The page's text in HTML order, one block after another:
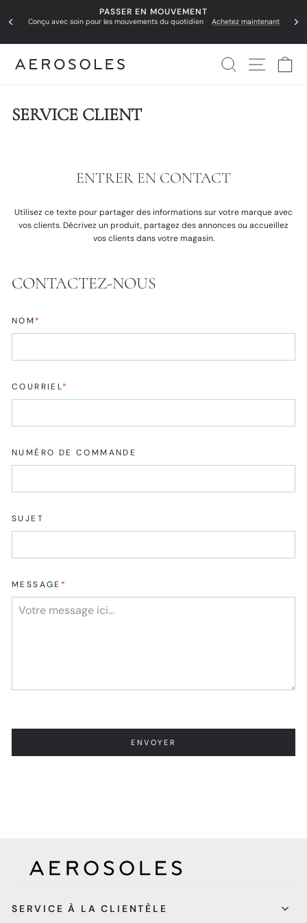
Diaporama
PASSER EN MOUVEMENT
Conçu avec soin pour les mouvements du quotidien Achetez maintenant
Rechercher
SERVICE CLIENT
ENTRER EN CONTACT
Utilisez ce texte pour partager des informations sur votre marque avec
vos clients. Décrivez un produit, partagez des annonces ou accueillez
vos clients dans votre magasin.
CONTACTEZ-NOUS
NOM*
COURRIEL*
NUMÉRO DE COMMANDE
SUJET
MESSAGE *
ENVOYER
SERVICE À LA CLIENTÈLE